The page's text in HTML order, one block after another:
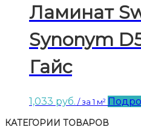
Ламинат
Synonym
Гайс
1,033 руб. / за 1 м²
КАТЕГОРИИ ТОВАРОВ